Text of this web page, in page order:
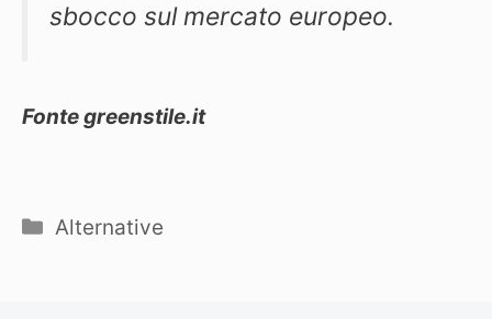
sbocco sul mercato europeo.
Fonte greenstile.it
Categorie
Alternative